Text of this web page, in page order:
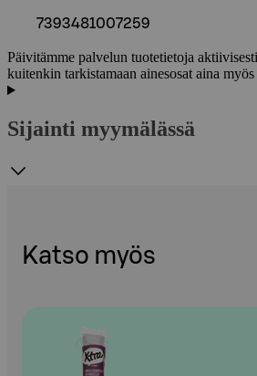
7393481007259
Päivitämme palvelun tuotetietoja
kuitenkin tarkistamaan ainesosat aina
Sijainti myymälässä
Katso myös